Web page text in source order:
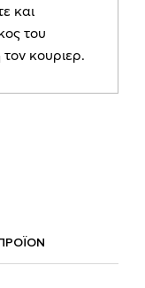
και
του
κουριερ.